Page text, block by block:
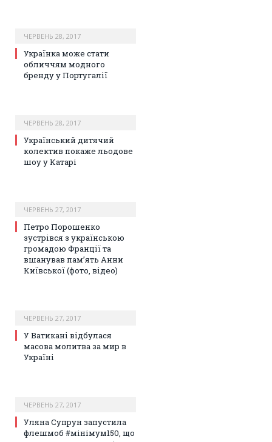
ЧЕРВЕНЬ 28, 2017
Українка може стати
обличчям модного
бренду у Португалії
ЧЕРВЕНЬ 28, 2017
Український дитячий
колектив покаже льодове
шоу у Катарі
ЧЕРВЕНЬ 27, 2017
Петро Порошенко
зустрівся з українською
громадою Франції та
вшанував пам’ять Анни
Київської (фото, відео)
ЧЕРВЕНЬ 27, 2017
У Ватикані відбулася
масова молитва за мир в
Україні
ЧЕРВЕНЬ 27, 2017
Уляна Супрун запустила
флешмоб #мінімум150, що